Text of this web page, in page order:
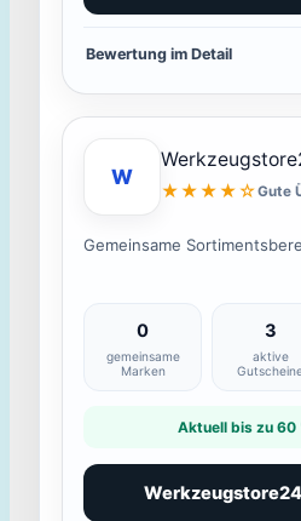
Bewertung im Detail
W
★★★★☆Gute
Gemeinsame
0
gemeinsame
Marken
3
aktive
Aktuell bis zu 60